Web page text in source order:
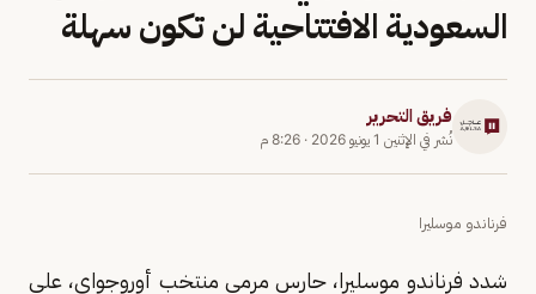
السعودية الافتتاحية لن تكون سهلة
فريق التحرير
نُشر في الإثنين 1 يونيو 2026 · 8:26 م
فرناندو موسليرا
شدد فرناندو موسليرا، حارس مرمى منتخب أوروجواي، على